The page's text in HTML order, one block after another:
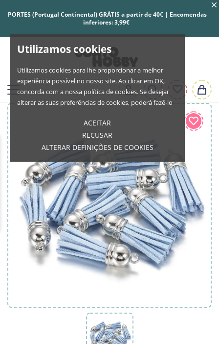
Utilizamos cookies
Utilizamos cookies para lhe proporcionar a melhor
experiência possível no nosso site. Ao clicar em OK,
concorda com a nossa política de cookies. Se desejar
alterar as suas preferências de cookies, poderá fazê-lo
ACEITAR
RECUSAR
ALTERAR DEFINIÇÕES DE COOKIES
PORTES (Portugal Continental) GRÁTIS a partir de 40€ | Encomendas
inferiores: 3,99€